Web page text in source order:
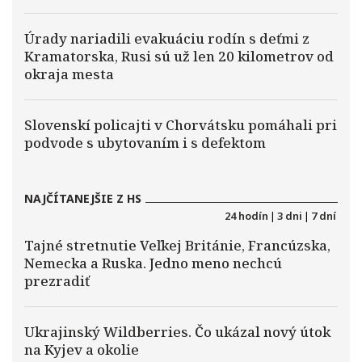
Úrady nariadili evakuáciu rodín s deťmi z
Kramatorska, Rusi sú už len 20 kilometrov od
okraja mesta
Slovenskí policajti v Chorvátsku pomáhali pri
podvode s ubytovaním i s defektom
NAJČÍTANEJŠIE Z HS
24 hodín | 3 dni | 7 dní
Tajné stretnutie Veľkej Británie, Francúzska,
Nemecka a Ruska. Jedno meno nechcú
prezradiť
Ukrajinský Wildberries. Čo ukázal nový útok
na Kyjev a okolie